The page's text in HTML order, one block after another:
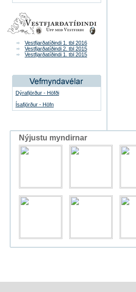
Vestfjarðatíðindi 1. tbl 2016
Vestfjarðatíðindi 2. tbl 2015
Vestfjarðatíðindi 1. tbl 2015
Dýrafjörður - Höfði
Ísafjörður - Höfn
Nýjustu myndirnar